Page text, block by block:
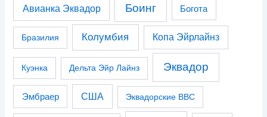
Авианка Эквадор Боинг Богота
Бразилия Колумбия Копа Эйрлайнз
Куэнка Дельта Эйр Лайнз Эквадор
Эмбраер США Эквадорские ВВС